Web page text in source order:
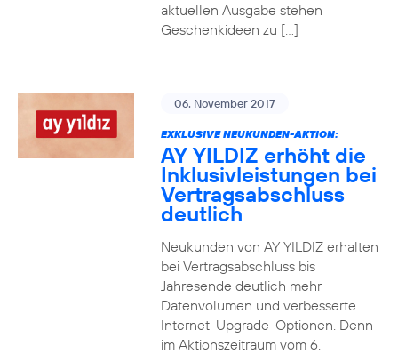
aktuellen Ausgabe stehen
Geschenkideen zu […]
06. November 2017
EXKLUSIVE NEUKUNDEN-AKTION:
AY YILDIZ erhöht die
Inklusivleistungen bei
Vertragsabschluss
deutlich
Neukunden von AY YILDIZ erhalten
bei Vertragsabschluss bis
Jahresende deutlich mehr
Datenvolumen und verbesserte
Internet-Upgrade-Optionen. Denn
im Aktionszeitraum vom 6.